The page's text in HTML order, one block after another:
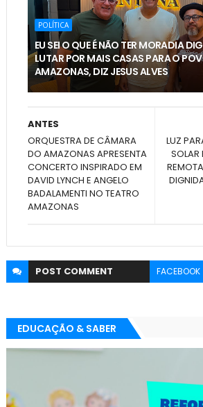
POLÍTICA
EU SEI O QUE É NÃO TER MORADIA
LUTAR POR MAIS CASAS PARA O
AMAZONAS, DIZ JESUS ALVES
LUZ
SOLAR
ANTES
ORQUESTRA DE CÂMARA
DO AMAZONAS APRESENTA
CONCERTO INSPIRADO EM
DAVID LYNCH E ANGELO
BADALAMENTI NO TEATRO
AMAZONAS
POST COMMENT FACEBOOK
EDUCAÇÃO & SABER